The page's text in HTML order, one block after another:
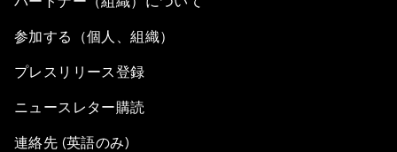
参加する（個人、組織）
プレスリリース登録
ニュースレター購読
連絡先 (英語のみ)